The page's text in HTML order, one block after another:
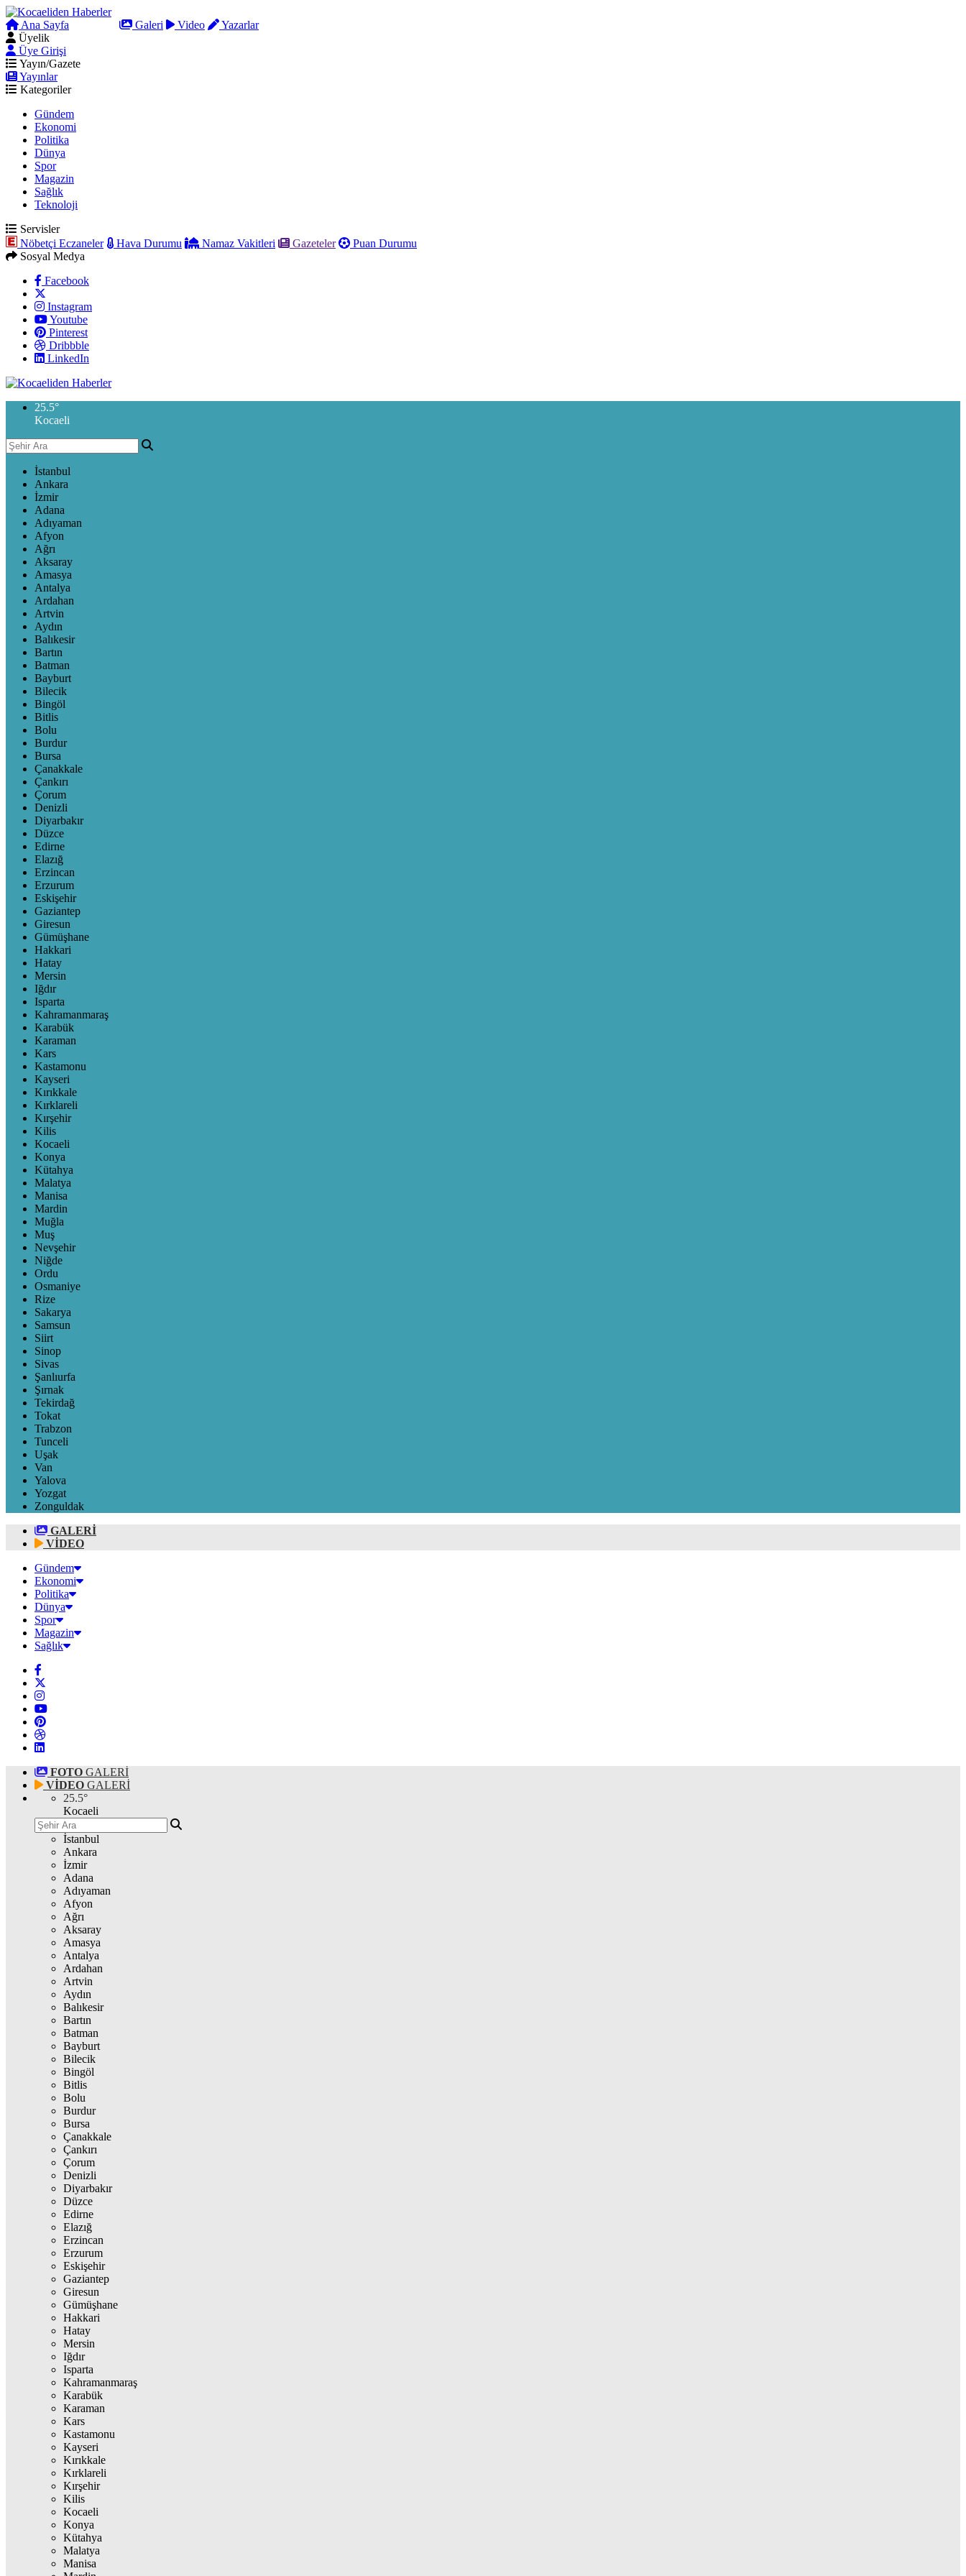
Ana Sayfa Galeri Video
Yazarlar
Üyelik
Üye Girişi
Yayın/Gazete
Yayınlar
Kategoriler
Gündem
Ekonomi
Politika
Dünya
Spor
Magazin
Sağlık
Teknoloji
Servisler
Nöbetçi Eczaneler
Hava Durumu Namaz Vakitleri Gazeteler
Puan Durumu
Sosyal Medya
Facebook
Instagram
Youtube
Pinterest
Dribbble
LinkedIn
25.5°
Kocaeli
İstanbul
Ankara
İzmir
Adana
Adıyaman
Afyon
Ağrı
Aksaray
Amasya
Antalya
Ardahan
Artvin
Aydın
Balıkesir
Bartın
Batman
Bayburt
Bilecik
Bingöl
Bitlis
Bolu
Burdur
Bursa
Çanakkale
Çankırı
Çorum
Denizli
Diyarbakır
Düzce
Edirne
Elazığ
Erzincan
Erzurum
Eskişehir
Gaziantep
Giresun
Gümüşhane
Hakkari
Hatay
Mersin
Iğdır
Isparta
Kahramanmaraş
Karabük
Karaman
Kars
Kastamonu
Kayseri
Kırıkkale
Kırklareli
Kırşehir
Kilis
Kocaeli
Konya
Kütahya
Malatya
Manisa
Mardin
Muğla
Muş
Nevşehir
Niğde
Ordu
Osmaniye
Rize
Sakarya
Samsun
Siirt
Sinop
Sivas
Şanlıurfa
Şırnak
Tekirdağ
Tokat
Trabzon
Tunceli
Uşak
Van
Yalova
Yozgat
Zonguldak
GALERİ
VİDEO
Gündem
Ekonomi
Politika
Dünya
Spor
Magazin
Sağlık
FOTO GALERİ
VİDEO GALERİ
25.5°
Kocaeli
İstanbul
Ankara
İzmir
Adana
Adıyaman
Afyon
Ağrı
Aksaray
Amasya
Antalya
Ardahan
Artvin
Aydın
Balıkesir
Bartın
Batman
Bayburt
Bilecik
Bingöl
Bitlis
Bolu
Burdur
Bursa
Çanakkale
Çankırı
Çorum
Denizli
Diyarbakır
Düzce
Edirne
Elazığ
Erzincan
Erzurum
Eskişehir
Gaziantep
Giresun
Gümüşhane
Hakkari
Hatay
Mersin
Iğdır
Isparta
Kahramanmaraş
Karabük
Karaman
Kars
Kastamonu
Kayseri
Kırıkkale
Kırklareli
Kırşehir
Kilis
Kocaeli
Konya
Kütahya
Malatya
Manisa